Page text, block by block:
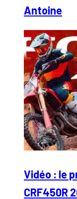
Antoine
Vidéo : le
CRF450R